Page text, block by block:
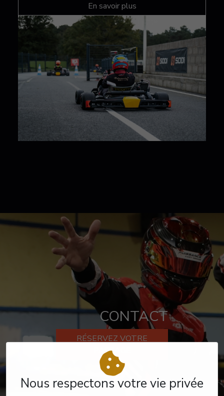
Nous respectons votre vie privée
En savoir plus
CONTACT
RÉSERVEZ VOTRE
PASSAGE